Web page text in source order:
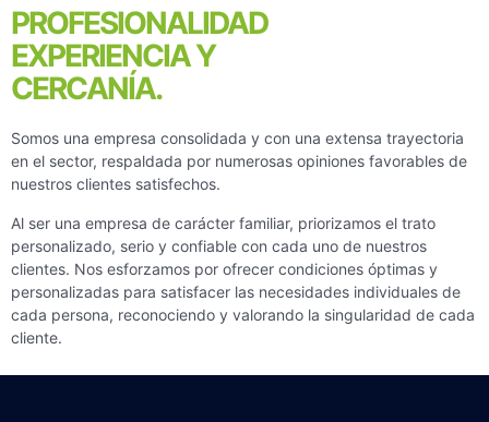
PROFESIONALIDAD
EXPERIENCIA Y
CERCANÍA.
Somos una empresa consolidada y con una extensa trayectoria
en el sector, respaldada por numerosas opiniones favorables de
nuestros clientes satisfechos.
Al ser una empresa de carácter familiar, priorizamos el trato
personalizado, serio y confiable con cada uno de nuestros
clientes. Nos esforzamos por ofrecer condiciones óptimas y
personalizadas para satisfacer las necesidades individuales de
cada persona, reconociendo y valorando la singularidad de cada
cliente.